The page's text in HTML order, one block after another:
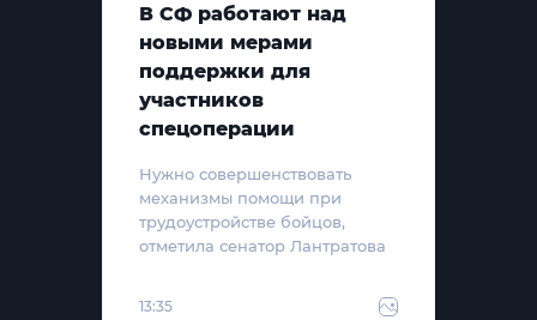
В СФ работают над
новыми мерами
поддержки для
участников
спецоперации
Нужно совершенствовать
механизмы помощи при
трудоустройстве бойцов,
отметила сенатор Лантратова
13:35